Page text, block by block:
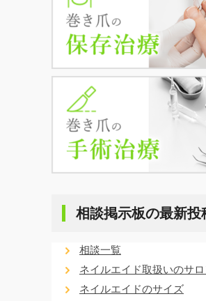
相談掲示板の最新投
相談一覧
ネイルエイド取扱いのサ
ネイルエイドのサイズ